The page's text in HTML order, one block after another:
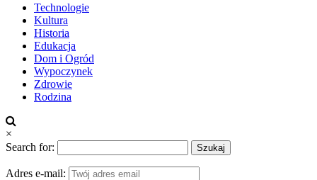
Technologie
Kultura
Historia
Edukacja
Dom i Ogród
Wypoczynek
Zdrowie
Rodzina
×
Search for:
Adres e-mail: